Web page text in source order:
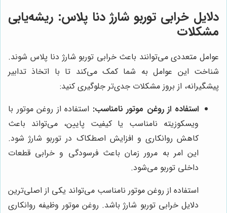
دلایل خرابی توربو شارژ دنا پلاس: ریشه‌یابی
مشکلات
عوامل متعددی می‌توانند باعث خرابی توربو شارژ دنا پلاس شوند.
شناخت این عوامل به شما کمک می‌کند تا با اتخاذ تدابیر
پیشگیرانه، از بروز مشکلات جدی‌تر جلوگیری کنید:
استفاده از روغن موتور نامناسب: استفاده از روغن موتور با
ویسکوزیته نامناسب یا کیفیت پایین، می‌تواند باعث
کاهش روانکاری و افزایش اصطکاک در توربو شارژ شود.
این امر به مرور زمان باعث فرسودگی و خرابی قطعات
داخلی توربو می‌شود.
استفاده از روغن موتور نامناسب می‌تواند یکی از اصلی‌ترین
دلایل خرابی توربو شارژ باشد. روغن موتور وظیفه روانکاری